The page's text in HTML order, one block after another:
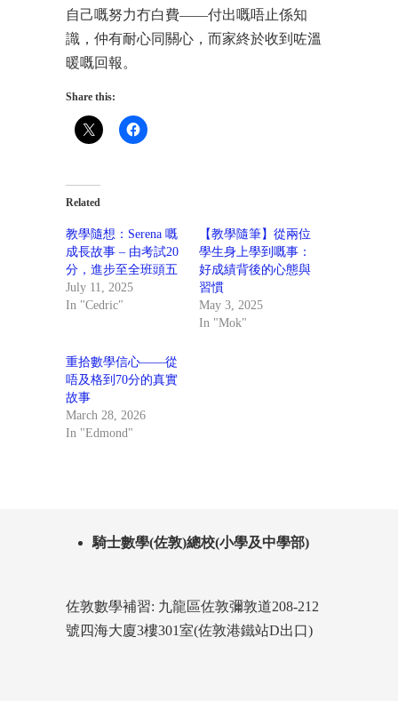
自己嘅努力冇白費——付出嘅唔止係知
識，仲有耐心同關心，而家終於收到咗溫
暖嘅回報。
Share this:
Related
教學隨想：Serena 嘅
成長故事 – 由考試20
分，進步至全班頭五
July 11, 2025
In "Cedric"
【教學隨筆】從兩位
學生身上學到嘅事：
好成績背後的心態與
習慣
May 3, 2025
In "Mok"
重拾數學信心——從
唔及格到70分的真實
故事
March 28, 2026
In "Edmond"
騎士數學(佐敦)總校(小學及中學部)
佐敦數學補習: 九龍區佐敦彌敦道208-212
號四海大廈3樓301室(佐敦港鐵站D出口)